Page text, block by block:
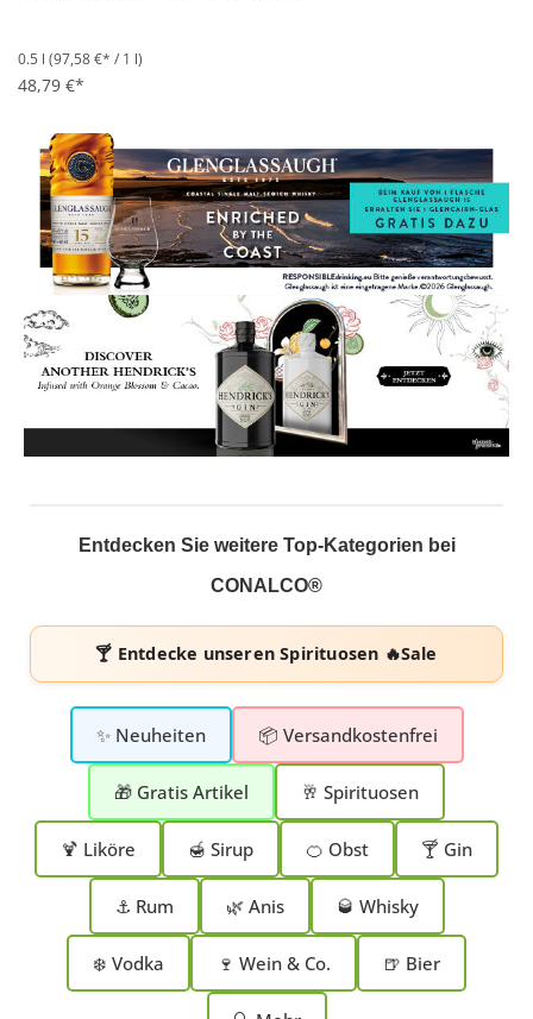
0.5 l (97,58 €* / 1 l)
48,79 €*
Entdecken Sie weitere Top-Kategorien bei
CONALCO®
🍸 Entdecke unserenSpirituosen 🔥Sale
✨ Neuheiten 📦 Versandkostenfrei
🎁 Gratis Artikel 🥂 Spirituosen
🍹 Liköre 🍯 Sirup 🍊 Obst 🍸 Gin
⚓ Rum 🌿 Anis 🥃 Whisky
❄️ Vodka 🍷 Wein & Co. 🍺 Bier